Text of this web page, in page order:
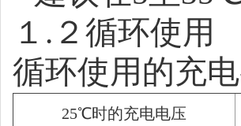
１ . ２循环使用
循环使用的充
25℃时的充电电压